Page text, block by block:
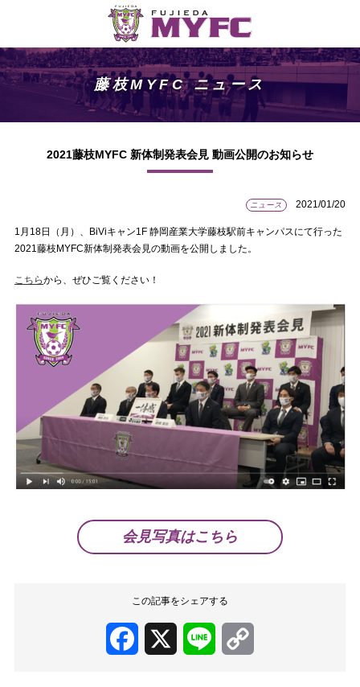
藤枝MYFC ニュース
2021藤枝MYFC 新体制発表会見 動画公開のお知らせ
ニュース 2021/01/20
1月18日（月）、BiViキャン1F 静岡産業大学藤枝駅前キャンパスにて行った
2021藤枝MYFC新体制発表会見の動画を公開しました。
こちらから、ぜひご覧ください！
会見写真はこちら
この記事をシェアする
Facebook Line